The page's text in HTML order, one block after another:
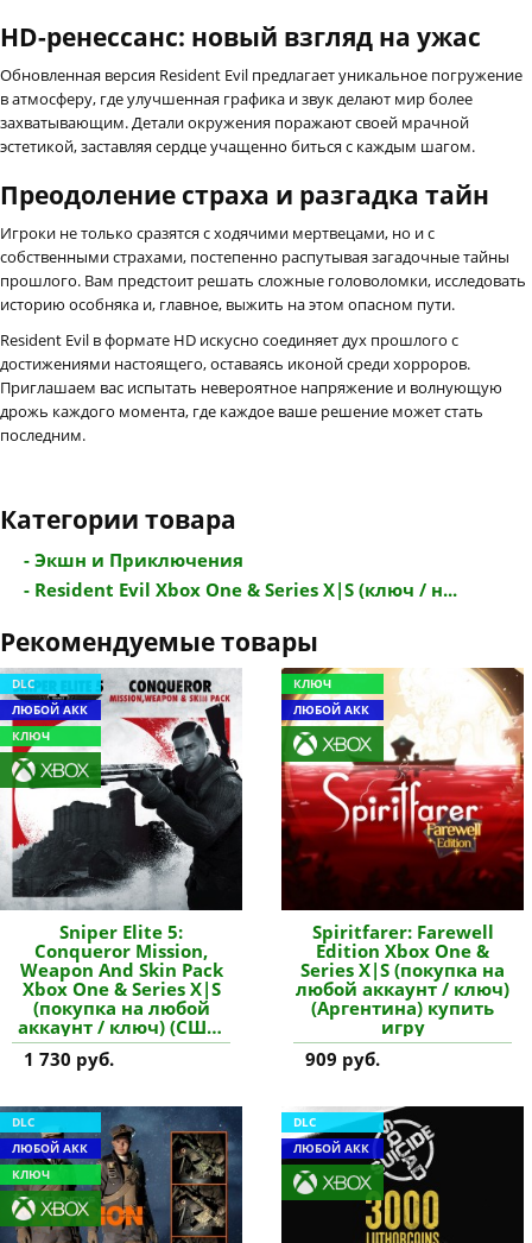
HD-ренессанс: новый взгляд на ужас
Обновленная версия Resident Evil предлагает уникальное погружение
в атмосферу, где улучшенная графика и звук делают мир более
захватывающим. Детали окружения поражают своей мрачной
эстетикой, заставляя сердце учащенно биться с каждым шагом.
Преодоление страха и разгадка тайн
Игроки не только сразятся с ходячими мертвецами, но и с
собственными страхами, постепенно распутывая загадочные тайны
прошлого. Вам предстоит решать сложные головоломки, исследовать
историю особняка и, главное, выжить на этом опасном пути.
Resident Evil в формате HD искусно соединяет дух прошлого с
достижениями настоящего, оставаясь иконой среди хорроров.
Приглашаем вас испытать невероятное напряжение и волнующую
дрожь каждого момента, где каждое ваше решение может стать
последним.
Категории товара
- Экшн и Приключения
- Resident Evil Xbox One & Series X|S (ключ / н...
Рекомендуемые товары
DLC
ЛЮБОЙ АКК
КЛЮЧ
Sniper Elite 5:
Conqueror Mission,
Weapon And Skin Pack
Xbox One & Series X|S
(покупка на любой
аккаунт / ключ) (США)
купить дополнение
1 730 руб.
КЛЮЧ
ЛЮБОЙ АКК
Spiritfarer: Farewell
Edition Xbox One &
Series X|S (покупка на
любой аккаунт / ключ)
(Аргентина) купить
игру
909 руб.
DLC
ЛЮБОЙ АКК
КЛЮЧ
DLC
ЛЮБОЙ АКК